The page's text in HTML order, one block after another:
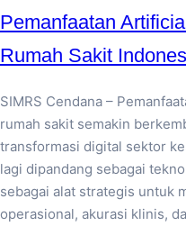
Pemanfaatan
Rumah Sakit
SIMRS Cendana –
rumah sakit semakin
transformasi digital sektor
lagi dipandang sebagai
sebagai alat strategis untuk
operasional, akurasi klinis,